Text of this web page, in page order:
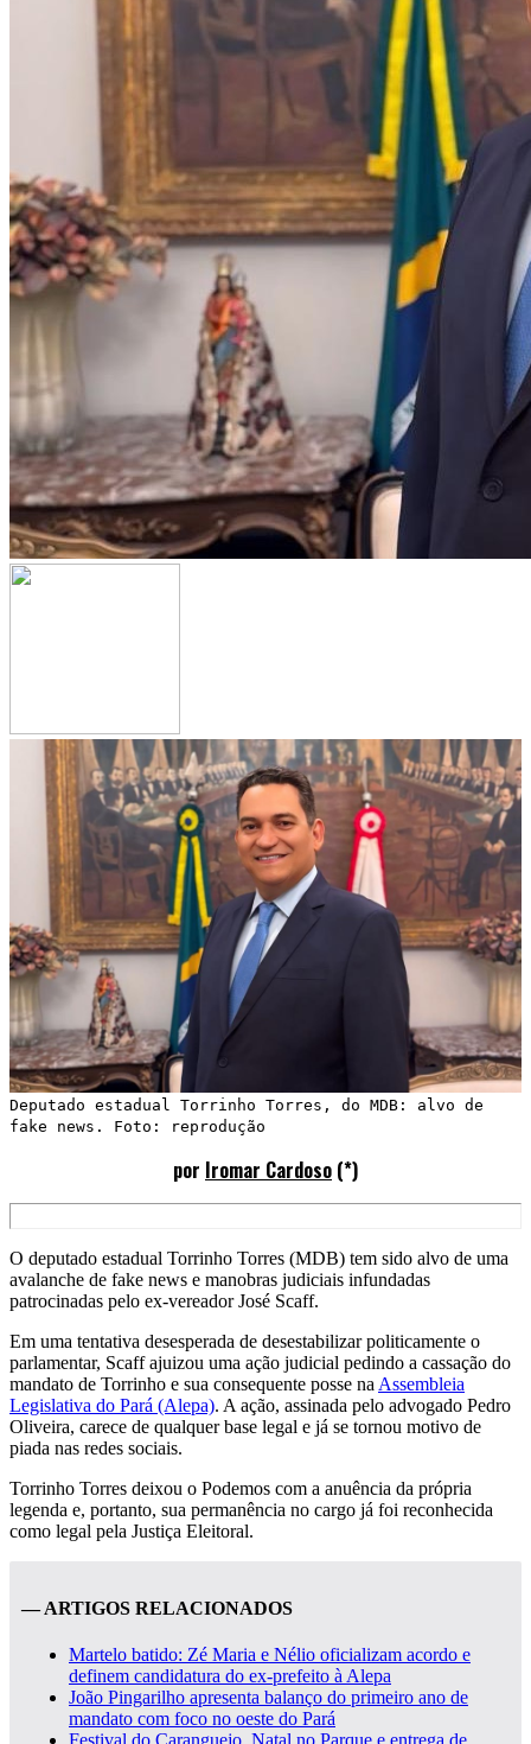
Deputado estadual Torrinho Torres, do MDB: alvo de
fake news. Foto: reprodução
por Iromar Cardoso (*)
O deputado estadual Torrinho Torres (MDB) tem sido alvo de uma
avalanche de fake news e manobras judiciais infundadas
patrocinadas pelo ex-vereador José Scaff.
Em uma tentativa desesperada de desestabilizar politicamente o
parlamentar, Scaff ajuizou uma ação judicial pedindo a cassação do
mandato de Torrinho e sua consequente posse na Assembleia
Legislativa do Pará (Alepa). A ação, assinada pelo advogado Pedro
Oliveira, carece de qualquer base legal e já se tornou motivo de
piada nas redes sociais.
Torrinho Torres deixou o Podemos com a anuência da própria
legenda e, portanto, sua permanência no cargo já foi reconhecida
como legal pela Justiça Eleitoral.
— ARTIGOS RELACIONADOS
Martelo batido: Zé Maria e Nélio oficializam acordo e
definem candidatura do ex-prefeito à Alepa
João Pingarilho apresenta balanço do primeiro ano de
mandato com foco no oeste do Pará